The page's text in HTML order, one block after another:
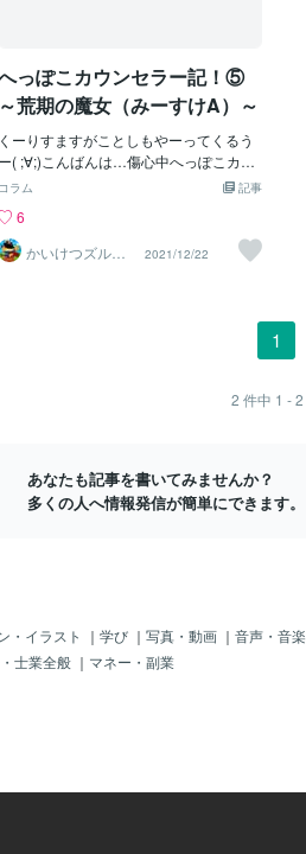
っぽこカウンセラー記！⑤
～荒期の魔女（みーすけA）～
くーりすますがことしもやーってくるう
ー( ;∀;)こんばんは…傷心中へっぽこカウ
ンセラーみーすけです…えっ聞いてくだ
｀)←勝手実は…クリスマスデートおじ
んになったんですううううううううう
うううわああああああああああああああ
爆発しろでお過ごしします…仕事にダイ
うだ('ω')ノあとは今日はクリスマスイブ
イブイブ！（笑）からかい上手の例のあ
、雑談で吹っ飛ばしましょう！デート
はおじゃんになりましたが(´;ω;｀)実は恋
経験はそこそこへっぽこカウンセラー
記事
コラム
6
かいけつズルリ
☆ずるさで解
2021/12/22
1
2 件中 1 - 2
あなたも記事を書いてみませんか？
多くの人へ情報発信が簡単にできます。
・イラスト ｜ 学び ｜ 写真・動画 ｜ 音声・音楽
士業全般 ｜ マネー・副業